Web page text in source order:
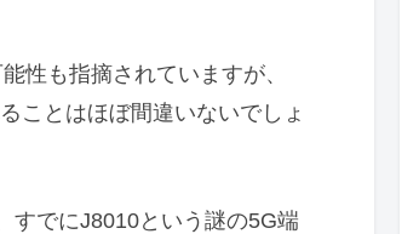
性も指摘されていますが、
ことはほぼ間違いないでしょ
すでにJ8010という謎の5G端